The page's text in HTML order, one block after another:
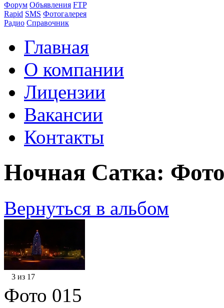
Форум Объявления FTP
Rapid SMS Фотогалерея
Радио Справочник
Главная
О компании
Лицензии
Вакансии
Контакты
Ночная Сатка:
Вернуться в альбом
3 из 17
Фото 015